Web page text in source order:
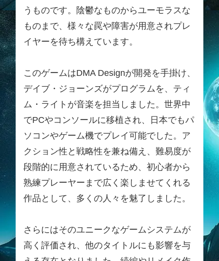
うものです。陰鬱なものからユーモラスな
ものまで、様々な罠や障害が用意されプレ
イヤーを待ち構えています。
このゲームはDMA Designが開発を手掛け、
デイブ・ジョーンズがプログラムを、ティ
ム・ライトが音楽を担当しました。世界中
でPCやコンソールに移植され、日本でもパ
ソコンやゲーム機でプレイ可能でした。ア
クション性と戦略性を兼ね備え、難易度が
段階的に用意されているため、初心者から
熟練プレーヤーまで広く楽しませてくれる
作品として、多くの人々を魅了しました。
さらにはそのユニークなゲームシステムが
高く評価され、他のタイトルにも影響を与